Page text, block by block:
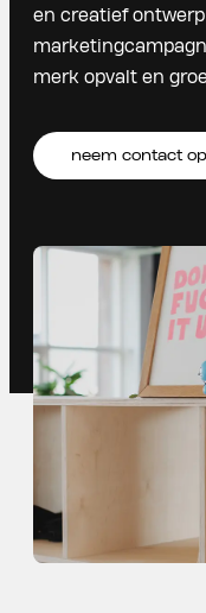
en creatief
merk opvalt en
neem contact op